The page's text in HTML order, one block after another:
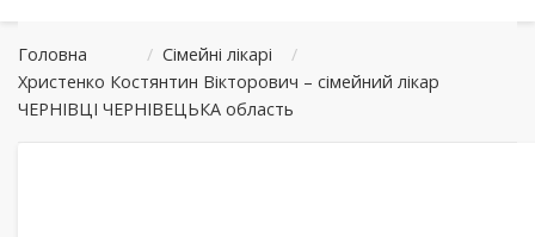
Головна / Сімейні лікарі
/
Христенко Костянтин Вікторович – сімейний лікар
ЧЕРНІВЦІ ЧЕРНІВЕЦЬКА область